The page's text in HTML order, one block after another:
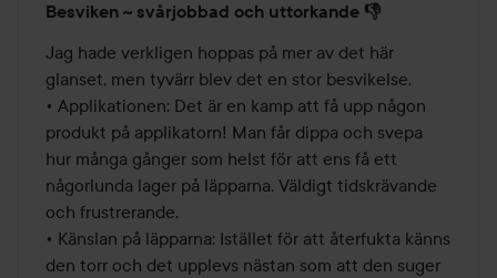
2
av
5
Besviken ~ svårjobbad och uttorkande 👎
Jag hade verkligen hoppas på mer av det här
glanset, men tyvärr blev det en stor besvikelse.
• Applikationen: Det är en kamp att få upp någon
produkt på applikatorn! Man får dippa och svepa
hur många gånger som helst för att ens få ett
någorlunda lager på läpparna. Väldigt tidskrävande
och frustrerande.
• Känslan på läpparna: Istället för att återfukta känns
den torr och det upplevs nästan som att den suger